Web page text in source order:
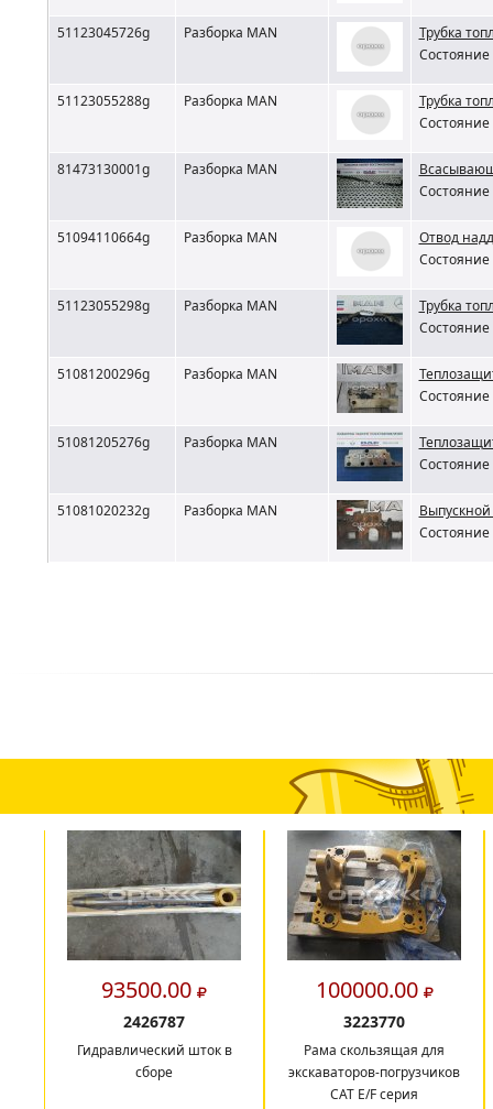
51123045726g Разборка MAN
Трубка
Состояние
51123055288g Разборка MAN
Трубка
Состояние
81473130001g Разборка MAN
Состояние
51094110664g Разборка MAN
Отвод
Состояние
51123055298g Разборка MAN
Трубка
Состояние
51081200296g Разборка MAN
Состояние
51081205276g Разборка MAN
Состояние
51081020232g Разборка MAN
Состояние
93500.00
2426787
Гидравлический шток в
сборе
100000.00
3223770
Рама скользящая для
экскаваторов-погрузчиков
CAT E/F серия